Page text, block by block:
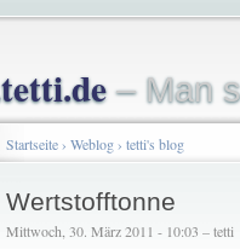
– Man
Startseite› Weblog› tetti's blog
Wertstofftonne
Mittwoch, 30. März 2011 - 10:03 – tetti